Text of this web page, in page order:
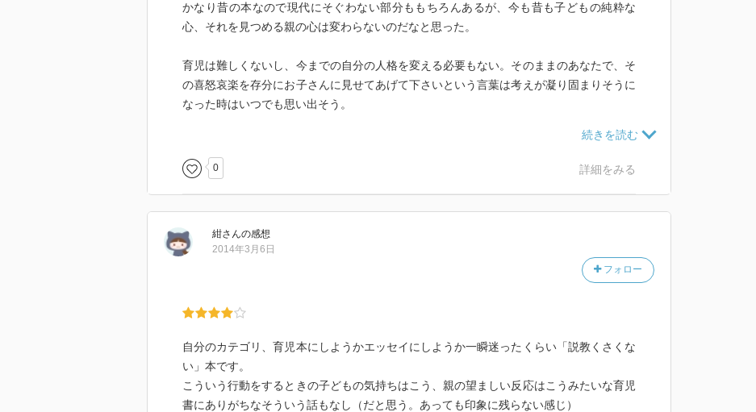
かなり昔の本なので現代にそぐわない部分ももちろんあるが、今も昔も子どもの純粋な
心、それを見つめる親の心は変わらないのだなと思った。
育児は難しくないし、今までの自分の人格を変える必要もない。そのままのあなたで、そ
の喜怒哀楽を存分にお子さんに見せてあげて下さいという言葉は考えが凝り固まりそうに
なった時はいつでも思い出そう。
運動はそんなに得意でなく、何事もじっくり型の息子さんがマラソン大会のために一生懸
は逃したが、お母さんはその分おうちで、ご祝儀袋に5000円のお小遣いを入れて盛大に
表彰式をしてあげた。
そこから何年も経ち、就職した息子が初任給からお小遣いをくれた。そのお小遣いはなん
て、息子さんの心を育てた出来事だったのだなと感じた。
この話の結びは、「子どもは大きくなります。そして大人になってから自分が子ども時代
に嬉しかったことを必ず自分の周囲の人に返していきます。」とある。自分も、子どもに
はたくさんたくさん、素敵な思い出を作ってあげようと強く思ったエピソードでした。
0 詳細をみる
紺さんの感想
フォロー
2014年3月6日
自分のカテゴリ、育児本にしようかエッセイにしようか一瞬迷ったくらい「説教くさくな
い」本です。
こういう行動をするときの子どもの気持ちはこう、親の望ましい反応はこうみたいな育児
書にありがちなそういう話もなし（だと思う。あっても印象に残らない感じ）